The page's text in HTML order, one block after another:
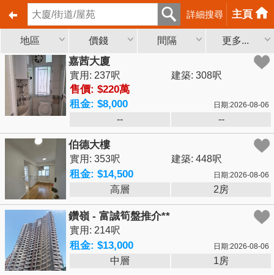
詳細搜尋 主頁
地區 價錢 間隔 更多...
嘉茜大廈
實用: 237呎 建築: 308呎
售價: $220萬
租金: $8,000
日期:2026-08-06
-- --
伯德大樓
實用: 353呎 建築: 448呎
租金: $14,500 日期:2026-08-06
高層 2房
鑽嶺 - 富誠筍盤推介**
實用: 214呎
租金: $13,000 日期:2026-08-06
中層 1房